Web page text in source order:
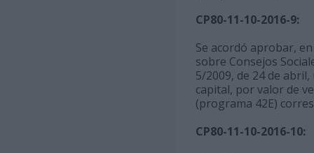
CP80-11-10-2016-9:
Se acordó aprobar,
sobre Consejos
5/2009, de 24 de
capital, por valor de
(programa 42E)
CP80-11-10-2016-10: